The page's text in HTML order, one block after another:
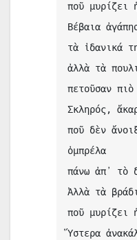
ποῦ μυρίζει
Βέβαια
τὰ ἰδανικά
ἀλλὰ τὰ
πετοῦσαν πιὸ
Σκληρός,
ποῦ δὲν
ὀμπρέλα
πάνω ἀπ᾿ τὸ
Ἀλλὰ τὰ
ποῦ μυρίζει
Ὕστερα